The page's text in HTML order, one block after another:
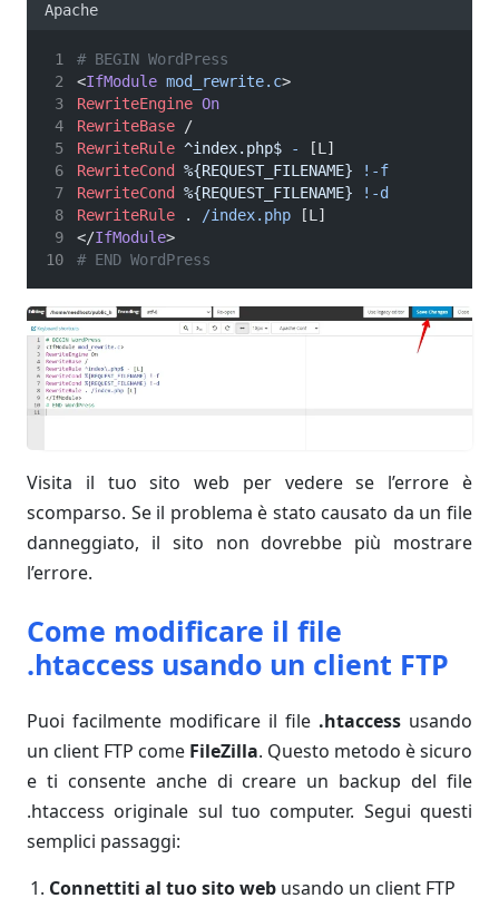
Apache
# BEGIN WordPress
<IfModule mod_rewrite.c>
RewriteEngine On
RewriteBase /
RewriteRule ^index.php$ -
[L]
RewriteCond
%{REQUEST_FILENAME}
!-f
RewriteCond
%{REQUEST_FILENAME}
!-d
RewriteRule
. /index.php [L]
</IfModule>
# END WordPress
Visita il tuo sito web per vedere se l’errore è
scomparso. Se il problema è stato causato da un file
danneggiato, il sito non dovrebbe più mostrare
l’errore.
Come modificare il file
.htaccess usando un client FTP
Puoi facilmente modificare il file .htaccess usando
un client FTP come FileZilla. Questo metodo è sicuro
e ti consente anche di creare un backup del file
.htaccess originale sul tuo computer. Segui questi
semplici passaggi:
Connettiti al tuo sito web usando un client FTP